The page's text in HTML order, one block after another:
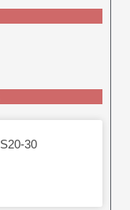
30